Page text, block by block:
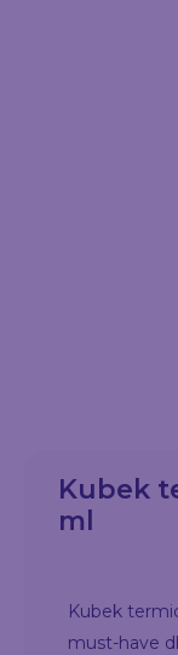
Kubek
ml
Kubek
must-have